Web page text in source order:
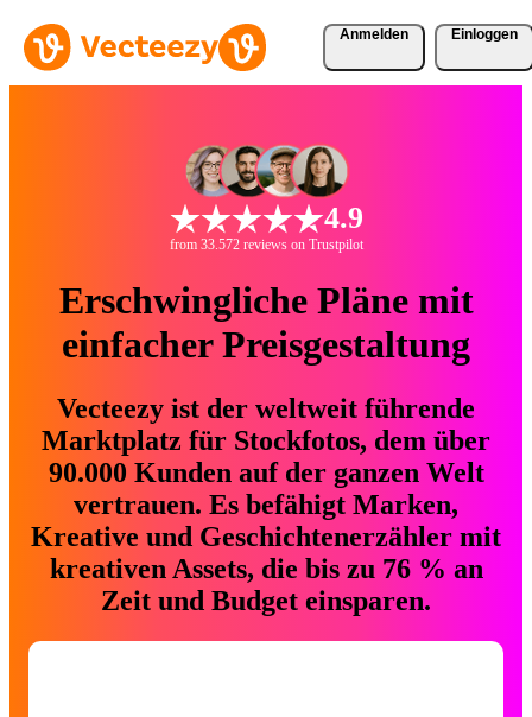
Anmelden Einloggen
4.9
from 33.572 reviews on Trustpilot
Erschwingliche Pläne mit
einfacher Preisgestaltung
Vecteezy ist der weltweit führende
Marktplatz für Stockfotos, dem über
90.000 Kunden auf der ganzen Welt
vertrauen. Es befähigt Marken,
Kreative und Geschichtenerzähler mit
kreativen Assets, die bis zu 76 % an
Zeit und Budget einsparen.